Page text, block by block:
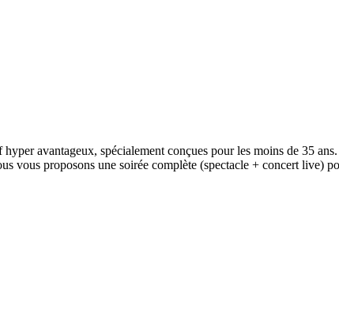
hyper avantageux, spécialement conçues pour les moins de 35 ans.
vous proposons une soirée complète (spectacle + concert live)